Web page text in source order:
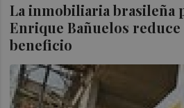
La inmobiliaria brasileña
Enrique Bañuelos reduce
beneficio